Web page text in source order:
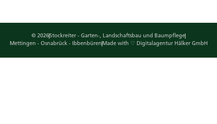
© 2026Stockreiter - Garten-, Landschaftsbau und Baumpflege
Mettingen - Osnabrück - Ibbenbüren Made with ♡ Digitalagentur Hälker GmbH